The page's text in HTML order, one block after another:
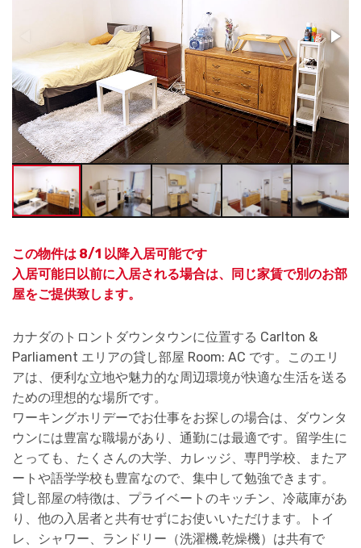
この物件は 8/1 以降入居可能です
入居可能日以前に入居される場合は、同じ家賃で別のお部
屋をご提供致します。
カナダのトロントダウンタウンに位置する Carlton &
Parliament エリアの貸し部屋 Room: AC です。このエリ
アは、便利な立地や魅力的な周辺環境が快適な生活を送る
ための理想的な場所です。
ワーキングホリデーでお仕事をお探しの場合は、ダウンタ
ウンには豊富な職場があり、通勤には最適です。留学生に
とっても、たくさんの大学、カレッジ、専門学校、またア
ートや語学学校も豊富なので、集中して勉強できます。
貸し部屋の特徴は、プライベートのキッチン、冷蔵庫があ
り、他の入居者と共有せずにお使いいただけます。トイ
レ、シャワー、ランドリー（洗濯機,乾燥機）は共有で